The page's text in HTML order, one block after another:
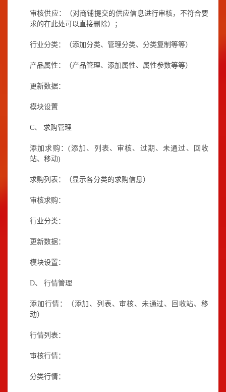
审核供应：（对商铺提交的供应信息进行审核，不符合要
求的在此处可以直接删除）；
行业分类：（添加分类、管理分类、分类复制等等）
产品属性：（产品管理、添加属性、属性参数等等）
更新数据：
模块设置
C、 求购管理
添加求购： (添加、列表、审核、过期、未通过、回收
站、移动)
求购列表：（显示各分类的求购信息）
审核求购：
行业分类：
更新数据：
模块设置：
D、 行情管理
添加行情：（添加、列表、审核、未通过、回收站、移
动）
行情列表：
审核行情：
分类行情：